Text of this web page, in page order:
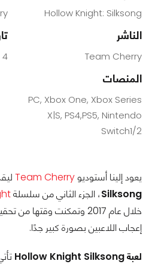
Hollow Knight: Silksong
الناشر
Team Cherry
4 September 2025
المنصات
PC, Xbox One, Xbox Series
X|S, PS4,PS5, Nintendo
Switch1/2
يعود إلينا أستوديوTeam Cherry
Silksong، الجزء الثاني من سلسلة
خلال عام 2017 وتمكنت
إعجاب اللاعبين بصورة كبير جدًا.
لعبة Hollow Knight Silksong